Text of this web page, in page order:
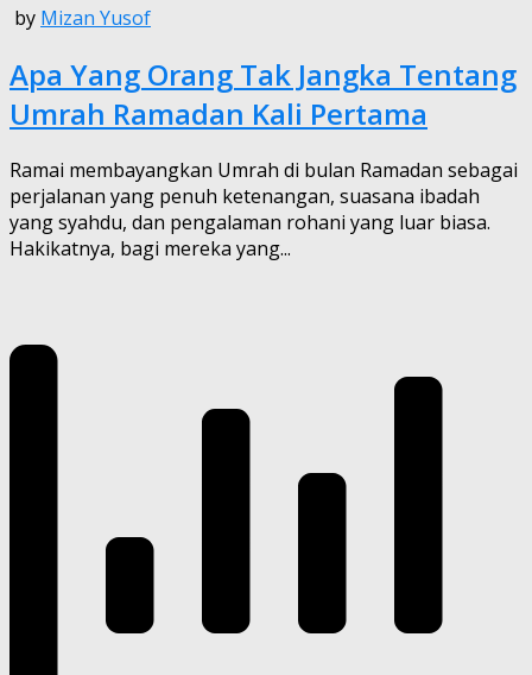
by Mizan Yusof
Apa Yang Orang Tak Jangka Tentang
Umrah Ramadan Kali Pertama
Ramai membayangkan Umrah di bulan Ramadan sebagai
perjalanan yang penuh ketenangan, suasana ibadah
yang syahdu, dan pengalaman rohani yang luar biasa.
Hakikatnya, bagi mereka yang...